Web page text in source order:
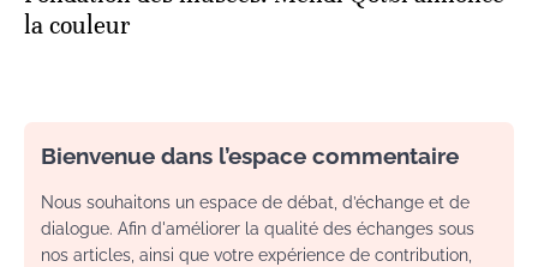
la couleur
Bienvenue dans l’espace commentaire
Nous souhaitons un espace de débat, d’échange et de
dialogue. Afin d'améliorer la qualité des échanges sous
nos articles, ainsi que votre expérience de contribution,